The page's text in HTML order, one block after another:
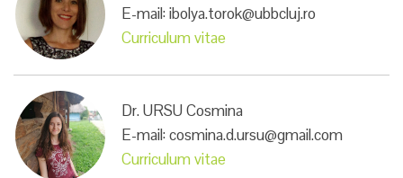
E-mail: ibolya.torok@ubbcluj.ro
Curriculum vitae
Dr. URSU Cosmina
E-mail: cosmina.d.ursu@gmail.com
Curriculum vitae